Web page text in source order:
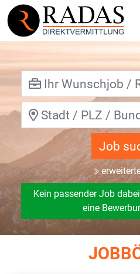
Job
Kein passender Job
eine